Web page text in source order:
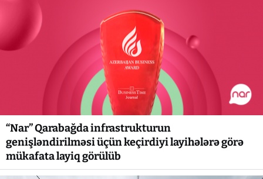
“Nar” Qarabağda infrastrukturun
genişləndirilməsi üçün keçirdiyi layihələrə görə
mükafata layiq görülüb